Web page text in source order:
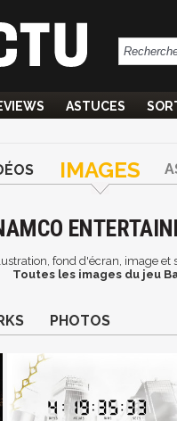
ASTUCES
IMAGES
fond d'écran, image
Toutes les images du jeu
PHOTOS